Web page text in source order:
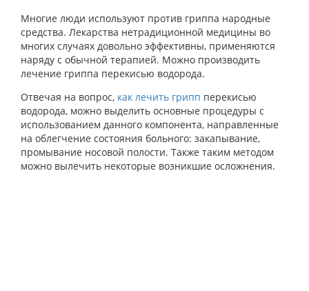
Многие люди используют против гриппа народные
средства. Лекарства нетрадиционной медицины во
многих случаях довольно эффективны, применяются
наряду с обычной терапией. Можно производить
лечение гриппа перекисью водорода.
Отвечая на вопрос, как лечить грипп перекисью
водорода, можно выделить основные процедуры с
использованием данного компонента, направленные
на облегчение состояния больного: закапывание,
промывание носовой полости. Также таким методом
можно вылечить некоторые возникшие осложнения.